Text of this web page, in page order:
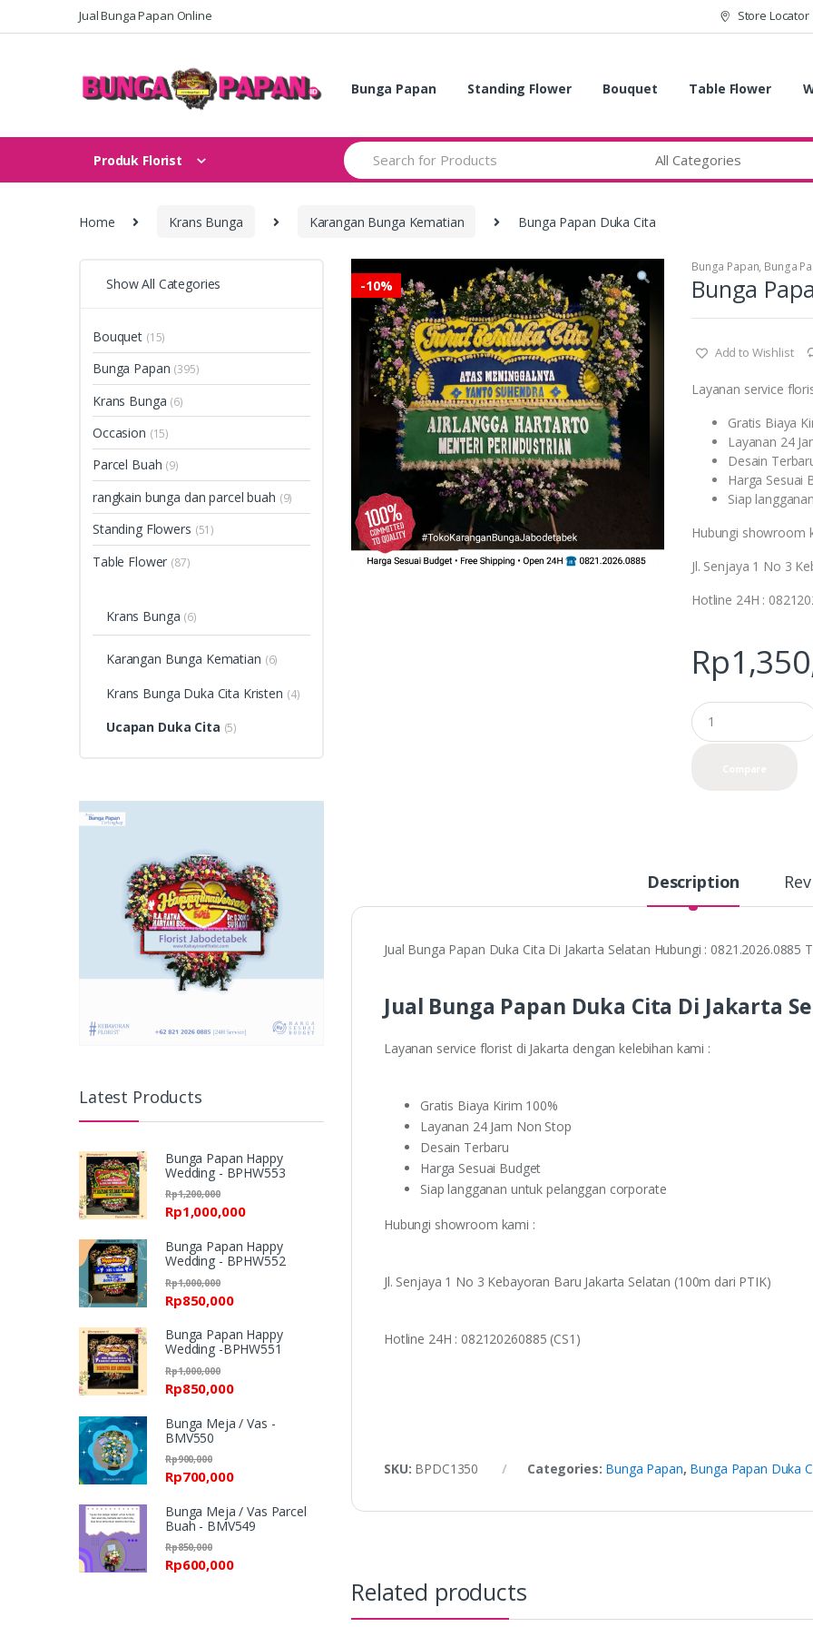
to
to
Jual Bunga Papan Online Store Locator
Bunga Papan Standing Flower Bouquet Table Flower
Produk Florist
Search
for:
Home Krans Bunga Karangan Bunga Kematian Bunga Papan Duka Cita
-10%
Bunga Papan, Bunga
Bunga
Add to Wishlist
Layanan service
Gratis Biaya
Layanan 24
Desain
Harga Sesuai
Siap
Hubungi showroom
Jl. Senjaya 1 No 3
Hotline 24H :
Rp
Q
u
a
Description
Jual Bunga Papan Duka Cita Di Jakarta Selatan Hubungi : 0821.2026.0885
Jual Bunga Papan Duka Cita Di Jakarta
Layanan service florist di Jakarta dengan kelebihan kami :
Gratis Biaya Kirim 100%
Layanan 24 Jam Non Stop
Desain Terbaru
Harga Sesuai Budget
Siap langganan untuk pelanggan corporate
Hubungi showroom kami :
Jl. Senjaya 1 No 3 Kebayoran Baru Jakarta Selatan (100m dari PTIK)
Hotline 24H : 082120260885 (CS1)
SKU: BPDC1350 Categories: Bunga Papan, Bunga Papan Duka
Related products
Show All Categories
Bouquet (15)
Bunga Papan (395)
Krans Bunga (6)
Occasion (15)
Parcel Buah (9)
rangkain bunga dan parcel buah (9)
Standing Flowers (51)
Table Flower (87)
Krans Bunga (6)
Karangan Bunga Kematian (6)
Krans Bunga Duka Cita Kristen (4)
Ucapan Duka Cita (5)
Latest Products
Bunga Papan Happy
Wedding - BPHW553
Rp1,000,000
Rp1,200,000
Bunga Papan Happy
Wedding - BPHW552
Rp850,000
Rp1,000,000
Bunga Papan Happy
Wedding -BPHW551
Rp850,000
Rp1,000,000
Bunga Meja / Vas -
BMV550
Rp700,000
Rp900,000
Bunga Meja / Vas Parcel
Buah - BMV549
Rp600,000
Rp850,000